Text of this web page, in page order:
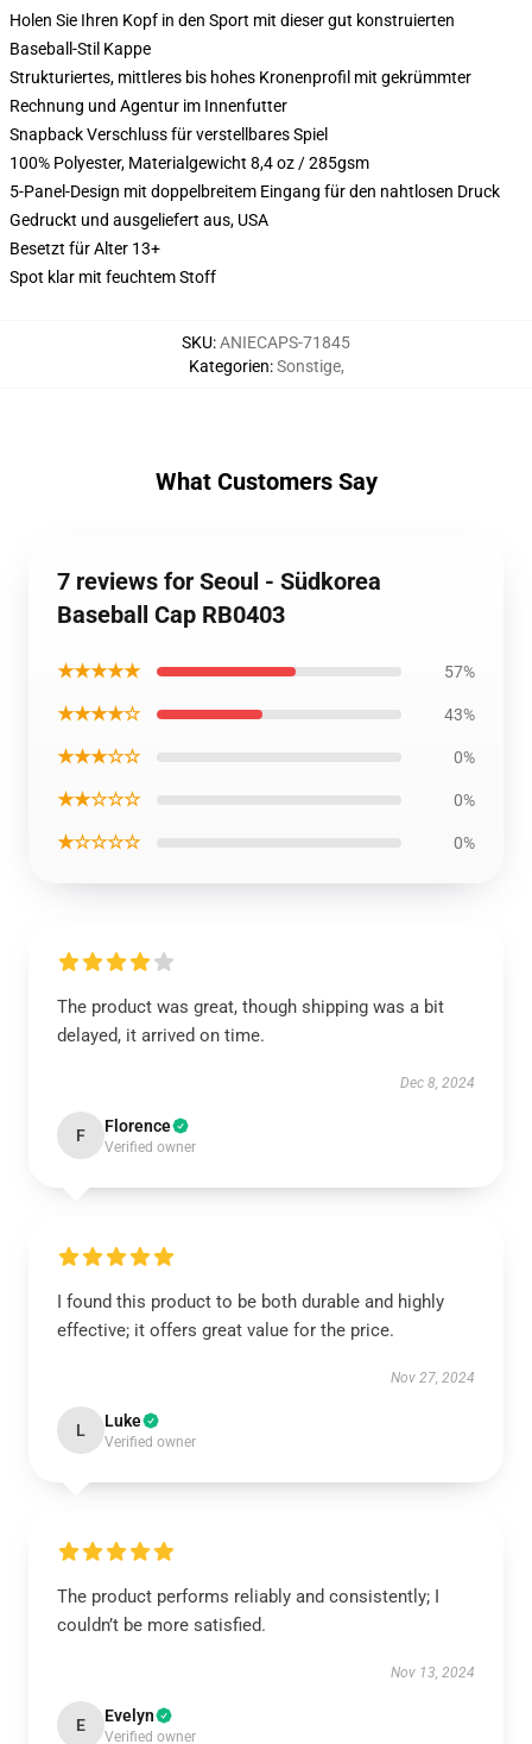
Holen Sie Ihren Kopf in den Sport mit dieser gut konstruierten
Baseball-Stil Kappe
Strukturiertes, mittleres bis hohes Kronenprofil mit gekrümmter
Rechnung und Agentur im Innenfutter
Snapback Verschluss für verstellbares Spiel
100% Polyester, Materialgewicht 8,4 oz / 285gsm
5-Panel-Design mit doppelbreitem Eingang für den nahtlosen Druck
Gedruckt und ausgeliefert aus, USA
Besetzt für Alter 13+
Spot klar mit feuchtem Stoff
SKU:ANIECAPS-71845
Kategorien:Sonstige,
What Customers Say
7 reviews for Seoul - Südkorea
Baseball Cap RB0403
★★★★★ 57%
★★★★☆ 43%
★★★☆☆ 0%
★★☆☆☆ 0%
★☆☆☆☆ 0%
The product was great, though shipping was a bit
delayed, it arrived on time.
Dec 8, 2024
F Florence
Verified owner
I found this product to be both durable and highly
effective; it offers great value for the price.
Nov 27, 2024
L Luke
Verified owner
The product performs reliably and consistently; I
couldn’t be more satisfied.
Nov 13, 2024
E Evelyn
Verified owner